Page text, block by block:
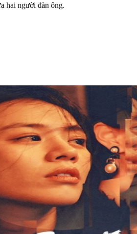
hai người đàn ông.